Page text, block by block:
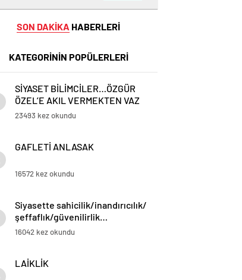
SON DAKİKA HABERLERİ
KATEGORİNİN POPÜLERLERİ
SİYASET BİLİMCİLER…ÖZGÜR
ÖZEL’E AKIL VERMEKTEN VAZ
GEÇİN..
23493 kez okundu
GAFLETİ ANLASAK
16572 kez okundu
Siyasette sahicilik/inandırıcılık/
şeffaflık/güvenilirlik…
16042 kez okundu
LAİKLİK